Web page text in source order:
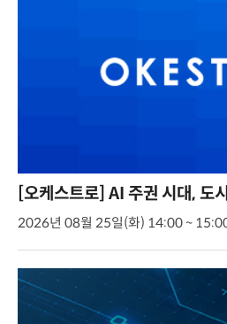
[오케스트로] AI 주권 시대, 도
2026년 08월 25일(화) 14:00 ~